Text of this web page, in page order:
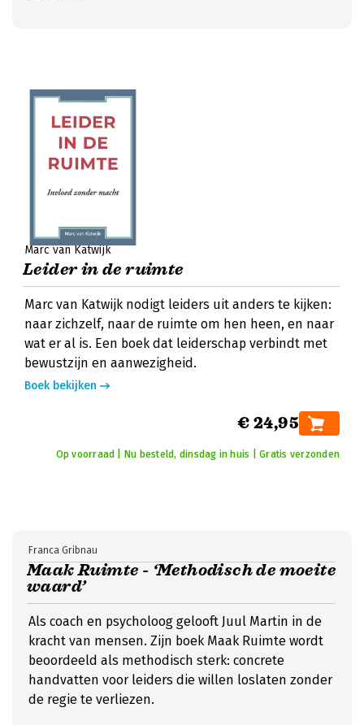
Marc van Katwijk
Leider in de ruimte
Marc van Katwijk nodigt leiders uit anders te kijken:
naar zichzelf, naar de ruimte om hen heen, en naar
wat er al is. Een boek dat leiderschap verbindt met
bewustzijn en aanwezigheid.
Boek bekijken
€ 24,95
Op voorraad | Nu besteld, dinsdag in huis | Gratis verzonden
Maak Ruimte - ‘Methodisch de moeite
waard’
Franca Gribnau
Als coach en psycholoog gelooft Juul Martin in de
kracht van mensen. Zijn boek Maak Ruimte wordt
beoordeeld als methodisch sterk: concrete
handvatten voor leiders die willen loslaten zonder
de regie te verliezen.